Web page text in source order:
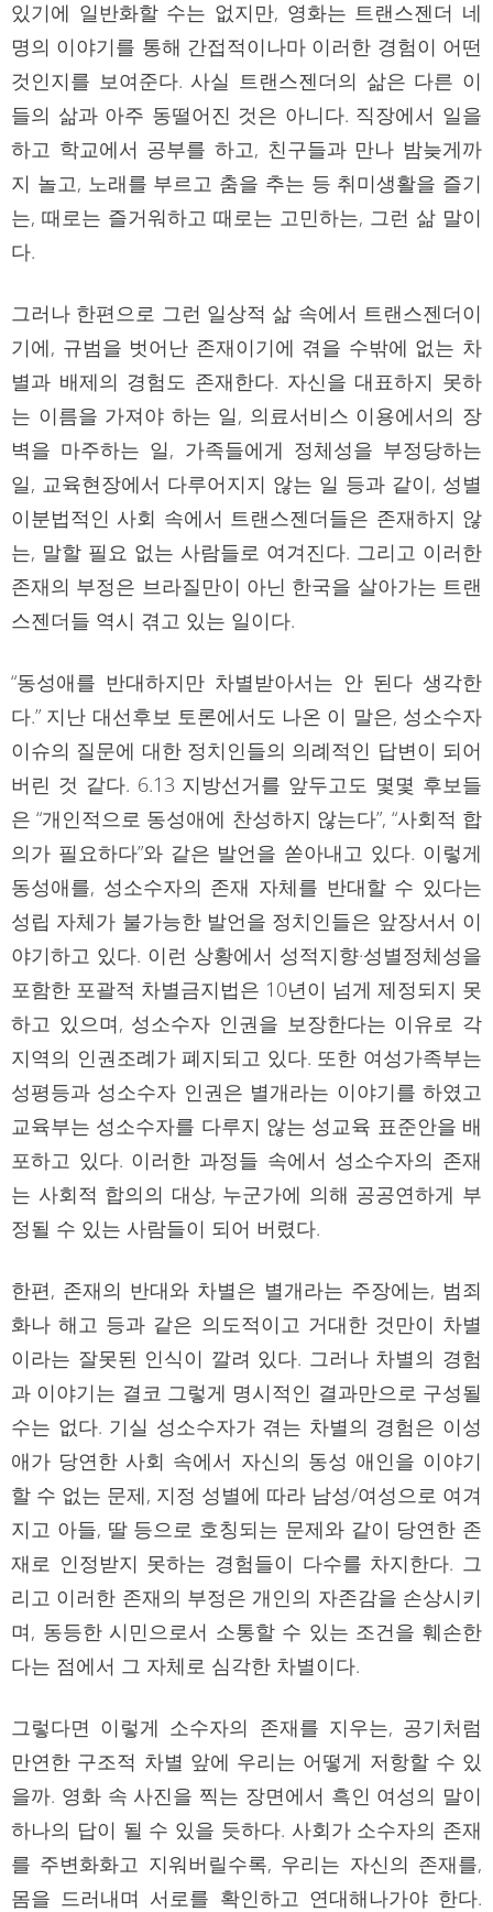
있기에 일반화할 수는 없지만, 영화는 트랜스젠더 네
명의 이야기를 통해 간접적이나마 이러한 경험이 어떤
것인지를 보여준다. 사실 트랜스젠더의 삶은 다른 이
들의 삶과 아주 동떨어진 것은 아니다. 직장에서 일을
하고 학교에서 공부를 하고, 친구들과 만나 밤늦게까
지 놀고, 노래를 부르고 춤을 추는 등 취미생활을 즐기
는, 때로는 즐거워하고 때로는 고민하는, 그런 삶 말이
다.
그러나 한편으로 그런 일상적 삶 속에서 트랜스젠더이
기에, 규범을 벗어난 존재이기에 겪을 수밖에 없는 차
별과 배제의 경험도 존재한다. 자신을 대표하지 못하
는 이름을 가져야 하는 일, 의료서비스 이용에서의 장
벽을 마주하는 일, 가족들에게 정체성을 부정당하는
일, 교육현장에서 다루어지지 않는 일 등과 같이, 성별
이분법적인 사회 속에서 트랜스젠더들은 존재하지 않
는, 말할 필요 없는 사람들로 여겨진다. 그리고 이러한
존재의 부정은 브라질만이 아닌 한국을 살아가는 트랜
스젠더들 역시 겪고 있는 일이다.
“동성애를 반대하지만 차별받아서는 안 된다 생각한
다.” 지난 대선후보 토론에서도 나온 이 말은, 성소수자
이슈의 질문에 대한 정치인들의 의례적인 답변이 되어
버린 것 같다. 6.13 지방선거를 앞두고도 몇몇 후보들
은 “개인적으로 동성애에 찬성하지 않는다”, “사회적 합
의가 필요하다”와 같은 발언을 쏟아내고 있다. 이렇게
동성애를, 성소수자의 존재 자체를 반대할 수 있다는
성립 자체가 불가능한 발언을 정치인들은 앞장서서 이
야기하고 있다. 이런 상황에서 성적지향·성별정체성을
포함한 포괄적 차별금지법은 10년이 넘게 제정되지 못
하고 있으며, 성소수자 인권을 보장한다는 이유로 각
지역의 인권조례가 폐지되고 있다. 또한 여성가족부는
성평등과 성소수자 인권은 별개라는 이야기를 하였고
교육부는 성소수자를 다루지 않는 성교육 표준안을 배
포하고 있다. 이러한 과정들 속에서 성소수자의 존재
는 사회적 합의의 대상, 누군가에 의해 공공연하게 부
정될 수 있는 사람들이 되어 버렸다.
한편, 존재의 반대와 차별은 별개라는 주장에는, 범죄
화나 해고 등과 같은 의도적이고 거대한 것만이 차별
이라는 잘못된 인식이 깔려 있다. 그러나 차별의 경험
과 이야기는 결코 그렇게 명시적인 결과만으로 구성될
수는 없다. 기실 성소수자가 겪는 차별의 경험은 이성
애가 당연한 사회 속에서 자신의 동성 애인을 이야기
할 수 없는 문제, 지정 성별에 따라 남성/여성으로 여겨
지고 아들, 딸 등으로 호칭되는 문제와 같이 당연한 존
재로 인정받지 못하는 경험들이 다수를 차지한다. 그
리고 이러한 존재의 부정은 개인의 자존감을 손상시키
며, 동등한 시민으로서 소통할 수 있는 조건을 훼손한
다는 점에서 그 자체로 심각한 차별이다.
그렇다면 이렇게 소수자의 존재를 지우는, 공기처럼
만연한 구조적 차별 앞에 우리는 어떻게 저항할 수 있
을까. 영화 속 사진을 찍는 장면에서 흑인 여성의 말이
하나의 답이 될 수 있을 듯하다. 사회가 소수자의 존재
를 주변화화고 지워버릴수록, 우리는 자신의 존재를,
몸을 드러내며 서로를 확인하고 연대해나가야 한다.